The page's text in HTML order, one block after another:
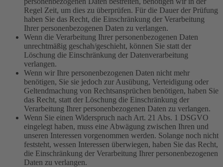
Regel Zeit, um dies zu überprüfen. Für die Dauer der Prüfung
haben Sie das Recht, die Einschränkung der Verarbeitung
Ihrer personenbezogenen Daten zu verlangen.
Wenn die Verarbeitung Ihrer personenbezogenen Daten
unrechtmäßig geschah/geschieht, können Sie statt der
Löschung die Einschränkung der Datenverarbeitung
verlangen.
Wenn wir Ihre personenbezogenen Daten nicht mehr
benötigen, Sie sie jedoch zur Ausübung, Verteidigung oder
Geltendmachung von Rechtsansprüchen benötigen, haben Sie
das Recht, statt der Löschung die Einschränkung der
Verarbeitung Ihrer personenbezogenen Daten zu verlangen.
Wenn Sie einen Widerspruch nach Art. 21 Abs. 1 DSGVO
eingelegt haben, muss eine Abwägung zwischen Ihren und
unseren Interessen vorgenommen werden. Solange noch nicht
feststeht, wessen Interessen überwiegen, haben Sie das Recht,
die Einschränkung der Verarbeitung Ihrer personenbezogenen
Daten zu verlangen.